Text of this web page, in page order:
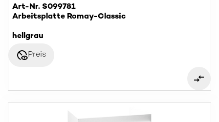
Art-Nr. S099781
Arbeitsplatte Romay-Classic
hellgrau
disabled_visiblePreis